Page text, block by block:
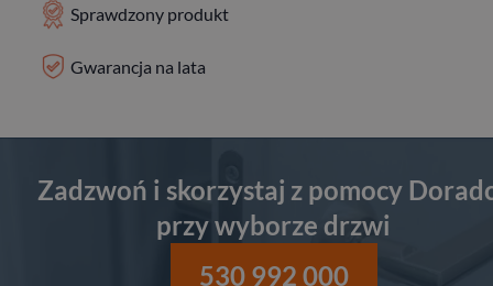
Sprawdzony produkt
Gwarancja na lata
Zadzwoń i skorzystaj z pomocy
przy wyborze drzwi
530 992 000